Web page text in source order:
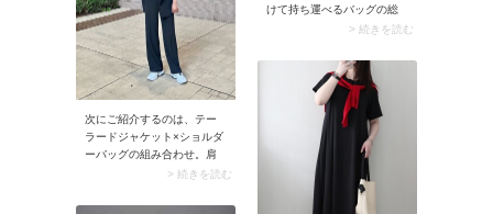
けて持ち運べるバッグの総
称です。多くの種類があり
て肩に自然と掛けられれ
ば、デザイン・素材・大き
さを問わずショルダーバッ
グと呼びます。
> 続きを読む
次にご紹介するのは、テー
ラードジャケット×ショルダ
ーバッグの組み合わせ。肩
掛けできる持ち手が長めの
に持ち歩ける優れもの。ジ
> 続きを読む